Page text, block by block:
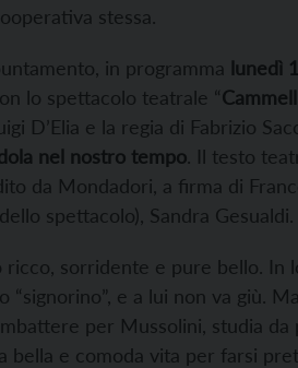
stessa.
in programma lunedì
lo spettacolo teatrale “
D’Elia e la regia di Fabrizio
nel nostro tempo. Il testo
da Mondadori, a firma di
spettacolo), Sandra Gesualdi.
ricco, sorridente e pure bello. In
“signorino”, e a lui non va giù.
per Mussolini, studia da
bella e comoda vita per farsi